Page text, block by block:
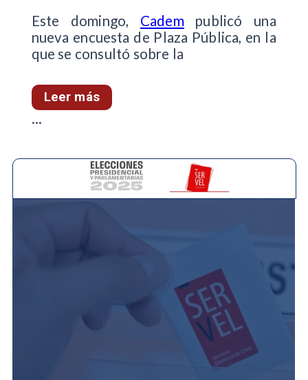
Este domingo, Cadempublicó una
nueva encuesta de Plaza Pública, en la
que se consultó sobre la
Leer más
...